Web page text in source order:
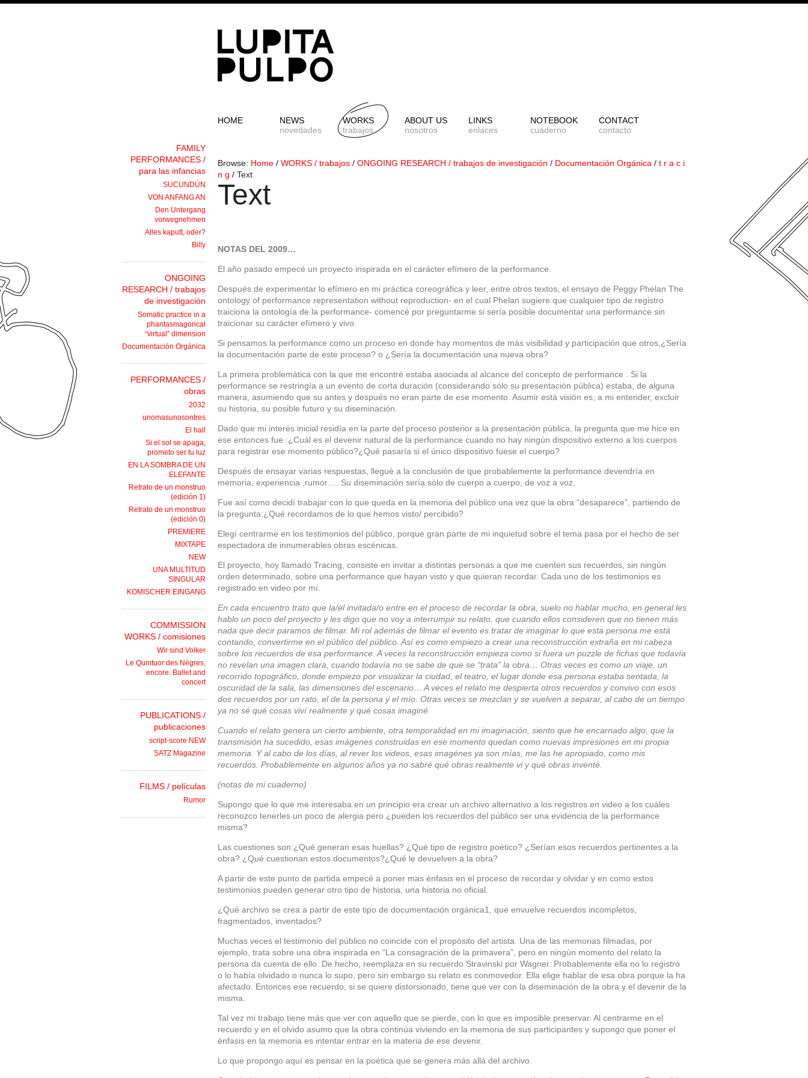
HOME
NEWS
novedades
WORKS
trabajos
ABOUT US
nosotros
LINKS
enlaces
NOTEBOOK
cuaderno
CONTACT
contacto
Browse: Home / WORKS / trabajos / ONGOING RESEARCH / trabajos de investigación / Documentación Orgánica / t r a c i
n g / Text
Text
NOTAS DEL 2009…
El año pasado empecé un proyecto inspirada en el carácter efímero de la performance.
Después de experimentar lo efímero en mi práctica coreográfica y leer, entre otros textos, el ensayo de Peggy Phelan The
ontology of performance representation without reproduction- en el cual Phelan sugiere que cualquier tipo de registro
traiciona la ontología de la performance- comencé por preguntarme si sería posible documentar una performance sin
traicionar su carácter efímero y vivo.
Si pensamos la performance como un proceso en donde hay momentos de más visibilidad y participación que otros,¿Sería
la documentación parte de este proceso? o ¿Sería la documentación una nueva obra?
La primera problemática con la que me encontré estaba asociada al alcance del concepto de performance . Si la
performance se restringía a un evento de corta duración (considerando sólo su presentación pública) estaba, de alguna
manera, asumiendo que su antes y después no eran parte de ese momento. Asumir está visión es, a mi entender, excluir
su historia, su posible futuro y su diseminación.
Dado que mi interés inicial residía en la parte del proceso posterior a la presentación pública, la pregunta que me hice en
ese entonces fue :¿Cuál es el devenir natural de la performance cuando no hay ningún dispositivo externo a los cuerpos
para registrar ese momento público?¿Qué pasaría si el único dispositivo fuese el cuerpo?
Después de ensayar varias respuestas, llegué a la conclusión de que probablemente la performance devendría en
memoria, experiencia ,rumor…. Su diseminación sería sólo de cuerpo a cuerpo, de voz a voz.
Fue así como decidí trabajar con lo que queda en la memoria del público una vez que la obra “desaparece”, partiendo de
la pregunta:¿Qué recordamos de lo que hemos visto/ percibido?
Elegí centrarme en los testimonios del público, porque gran parte de mi inquietud sobre el tema pasa por el hecho de ser
espectadora de innumerables obras escénicas.
El proyecto, hoy llamado Tracing, consiste en invitar a distintas personas a que me cuenten sus recuerdos, sin ningún
orden determinado, sobre una performance que hayan visto y que quieran recordar. Cada uno de los testimonios es
registrado en video por mí.
En cada encuentro trato que la/el invitada/o entre en el proceso de recordar la obra, suelo no hablar mucho, en general les
hablo un poco del proyecto y les digo que no voy a interrumpir su relato, que cuando ellos consideren que no tienen más
nada que decir paramos de filmar. Mi rol además de filmar el evento es tratar de imaginar lo que esta persona me está
contando, convertirme en el público del público. Así es como empiezo a crear una reconstrucción extraña en mi cabeza
sobre los recuerdos de esa performance. A veces la reconstrucción empieza como si fuera un puzzle de fichas que todavía
no revelan una imagen clara, cuando todavía no se sabe de que se “trata” la obra… Otras veces es como un viaje, un
recorrido topográfico, donde empiezo por visualizar la ciudad, el teatro, el lugar donde esa persona estaba sentada, la
oscuridad de la sala, las dimensiones del escenario… A veces el relato me despierta otros recuerdos y convivo con esos
dos recuerdos por un rato, el de la persona y el mío. Otras veces se mezclan y se vuelven a separar, al cabo de un tiempo
ya no sé qué cosas viví realmente y qué cosas imaginé.
Cuando el relato genera un cierto ambiente, otra temporalidad en mi imaginación, siento que he encarnado algo, que la
transmisión ha sucedido, esas imágenes construidas en ese momento quedan como nuevas impresiones en mi propia
memoria. Y al cabo de los días, al rever los videos, esas imagénes ya son mías, me las he apropiado, como mis
recuerdos. Probablemente en algunos años ya no sabré qué obras realmente vi y qué obras inventé.
(notas de mi cuaderno)
Supongo que lo que me interesaba en un principio era crear un archivo alternativo a los registros en video a los cuáles
reconozco tenerles un poco de alergia pero ¿pueden los recuerdos del público ser una evidencia de la performance
misma?
Las cuestiones son:¿Qué generan esas huellas? ¿Qué tipo de registro poético? ¿Serían esos recuerdos pertinentes a la
obra? ¿Qué cuestionan estos documentos?¿Qué le devuelven a la obra?
A partir de este punto de partida empecé a poner mas énfasis en el proceso de recordar y olvidar y en como estos
testimonios pueden generar otro tipo de historia, una historia no oficial.
¿Qué archivo se crea a partir de este tipo de documentación orgánica1, que envuelve recuerdos incompletos,
fragmentados, inventados?
Muchas veces el testimonio del público no coincide con el propósito del artista. Una de las memorias filmadas, por
ejemplo, trata sobre una obra inspirada en “La consagración de la primavera”, pero en ningún momento del relato la
persona da cuenta de ello. De hecho, reemplaza en su recuerdo Stravinski por Wagner. Probablemente ella no lo registró
o lo había olvidado o nunca lo supo, pero sin embargo su relato es conmovedor. Ella elige hablar de esa obra porque la ha
afectado. Entonces ese recuerdo, si se quiere distorsionado, tiene que ver con la diseminación de la obra y el devenir de la
misma.
Tal vez mi trabajo tiene más que ver con aquello que se pierde, con lo que es imposible preservar. Al centrarme en el
recuerdo y en el olvido asumo que la obra continúa viviendo en la memoria de sus participantes y supongo que poner el
énfasis en la memoria es intentar entrar en la materia de ese devenir.
Lo que propongo aquí es pensar en la poética que se genera más allá del archivo.
FAMILY
PERFORMANCES /
para las infancias
SUCUNDÚN
VON ANFANG AN
Den Untergang
vorwegnehmen
Alles kaputt, oder?
Billy
ONGOING
RESEARCH / trabajos
de investigación
Somatic practice in a
phantasmagorical
“virtual” dimension
Documentación Orgánica
PERFORMANCES /
obras
2032
unomasunosontres
El hall
Si el sol se apaga,
prometo ser tu luz
EN LA SOMBRA DE UN
ELEFANTE
Retrato de un monstruo
(edición 1)
Retrato de un monstruo
(edición 0)
PREMIERE
MIXTAPE
NEW
UNA MULTITUD
SINGULAR
KOMISCHER EINGANG
COMMISSION
WORKS / comisiones
Wir sind Volker
Le Quintuor des Nègres,
encore. Ballet and
concert
PUBLICATIONS /
publicaciones
script-score NEW
SATZ Magazine
FILMS / películas
Rumor